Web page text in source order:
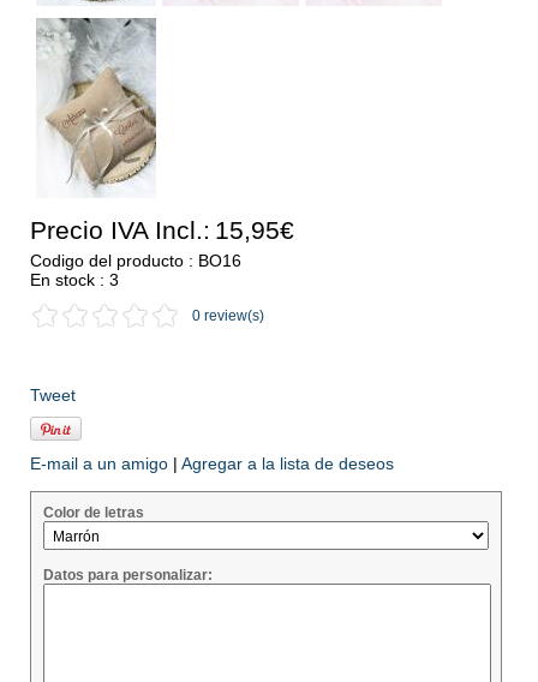
Precio IVA Incl.: 15,95€
Codigo del producto : BO16
En stock : 3
0 review(s)
Tweet
E-mail a un amigo | Agregar a la lista de deseos
Color de letras
Datos para personalizar: